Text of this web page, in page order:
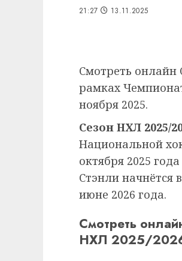
21:27 13.11.2025
Смотреть онлайн
рамках
ноября 2025.
Сезон НХЛ 2025/
Национальной
октября 2025
Стэнли начнётся
июне 2026 года.
Смотреть
НХЛ 2025/